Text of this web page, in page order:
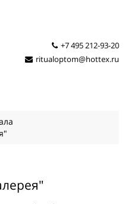
+7 495 212-93-20
ritualoptom@hottex.ru